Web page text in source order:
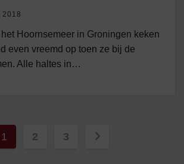
2018
Hoornsemeer in Groningen keken
even vreemd op toen ze bij de
Alle haltes in…
1 2 3